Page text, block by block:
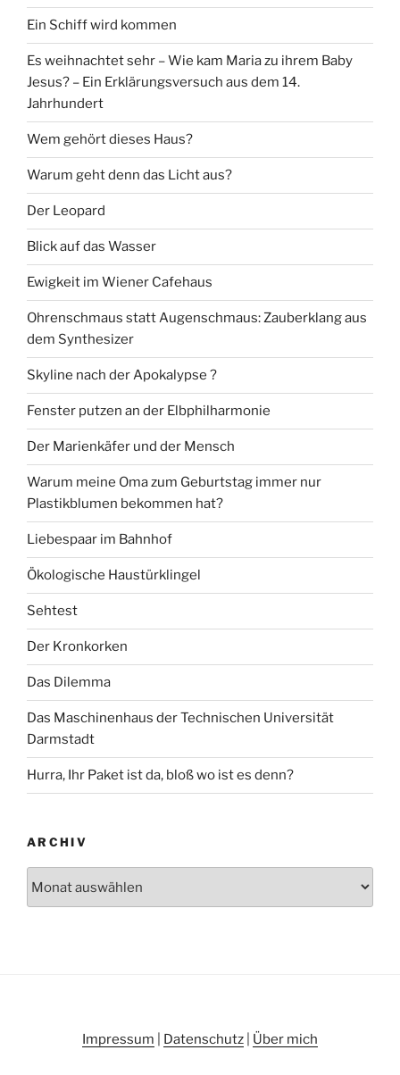
Ein Schiff wird kommen
Es weihnachtet sehr – Wie kam Maria zu ihrem Baby
Jesus? – Ein Erklärungsversuch aus dem 14.
Jahrhundert
Wem gehört dieses Haus?
Warum geht denn das Licht aus?
Der Leopard
Blick auf das Wasser
Ewigkeit im Wiener Cafehaus
Ohrenschmaus statt Augenschmaus: Zauberklang aus
dem Synthesizer
Skyline nach der Apokalypse ?
Fenster putzen an der Elbphilharmonie
Der Marienkäfer und der Mensch
Warum meine Oma zum Geburtstag immer nur
Plastikblumen bekommen hat?
Liebespaar im Bahnhof
Ökologische Haustürklingel
Sehtest
Der Kronkorken
Das Dilemma
Das Maschinenhaus der Technischen Universität
Darmstadt
Hurra, Ihr Paket ist da, bloß wo ist es denn?
ARCHIV
Impressum Datenschutz Über mich